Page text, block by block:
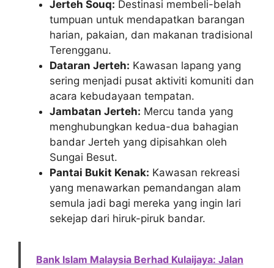
Jerteh Souq: Destinasi membeli-belah
tumpuan untuk mendapatkan barangan
harian, pakaian, dan makanan tradisional
Terengganu.
Dataran Jerteh: Kawasan lapang yang
sering menjadi pusat aktiviti komuniti dan
acara kebudayaan tempatan.
Jambatan Jerteh: Mercu tanda yang
menghubungkan kedua-dua bahagian
bandar Jerteh yang dipisahkan oleh
Sungai Besut.
Pantai Bukit Kenak: Kawasan rekreasi
yang menawarkan pemandangan alam
semula jadi bagi mereka yang ingin lari
sekejap dari hiruk-piruk bandar.
Bank Islam Malaysia Berhad Kulaijaya: Jalan